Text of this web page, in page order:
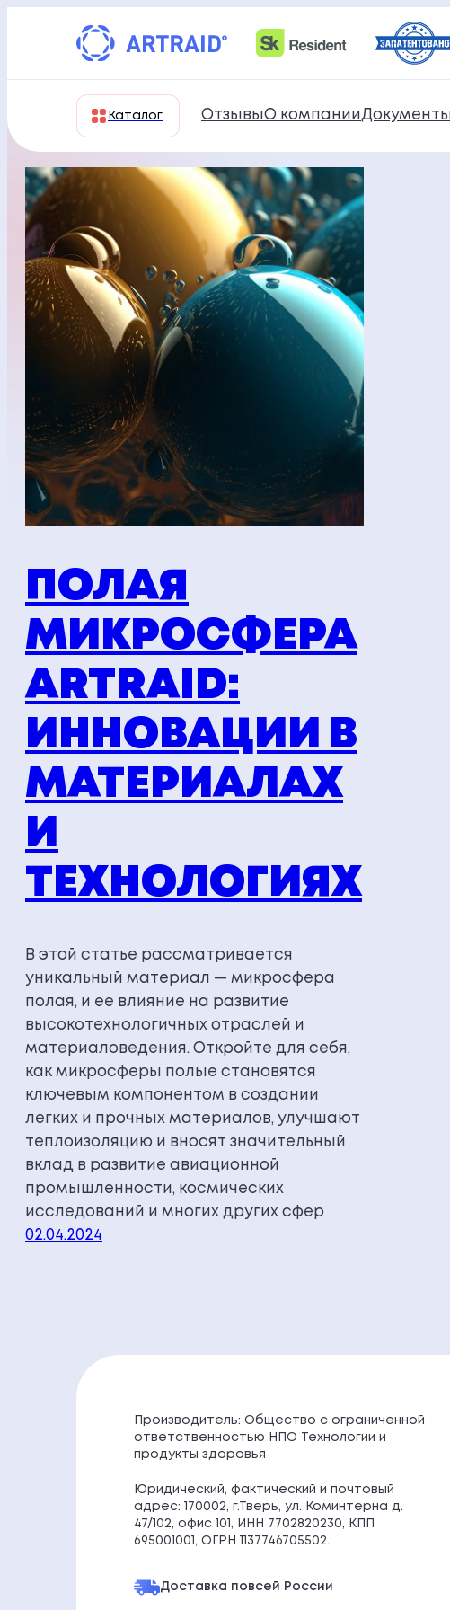
содержимому
Каталог Отзывы О компании Документы
ПОЛАЯ
МИКРОСФЕРА
ARTRAID:
ИННОВАЦИИ В
МАТЕРИАЛАХ
И
ТЕХНОЛОГИЯХ
В этой статье рассматривается
уникальный материал — микросфера
полая, и ее влияние на развитие
высокотехнологичных отраслей и
материаловедения. Откройте для себя,
как микросферы полые становятся
ключевым компонентом в создании
легких и прочных материалов, улучшают
теплоизоляцию и вносят значительный
вклад в развитие авиационной
промышленности, космических
исследований и многих других сфер
02.04.2024
Производитель: Общество с ограниченной
ответственностью НПО Технологии и
продукты здоровья
Юридический, фактический и почтовый
адрес: 170002, г.Тверь, ул. Коминтерна д.
47/102, офис 101, ИНН 7702820230, КПП
695001001, ОГРН 1137746705502.
Доставка по всей России